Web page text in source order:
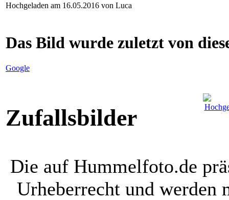
Hochgeladen am 16.05.2016 von Luca
Das Bild wurde zuletzt von
Google
Zufallsbilder
Die auf Hummelfoto.de
Urheberrecht und werden